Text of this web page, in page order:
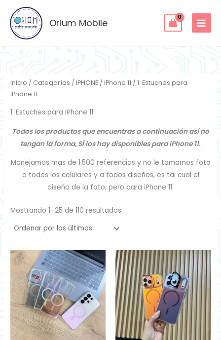
contenido
Orium Mobile
Inicio / Categorías /IPHONE /iPhone 11 / 1. Estuches para
iPhone 11
1. Estuches para iPhone 11
Todos los productos que encuentras a continuación así no
tengan la forma, SÍ los hay disponibles para iPhone 11.
Manejamos mas de 1.500 referencias y no le tomamos foto
a todos los celulares y a todos diseños, es tal cual el
diseño de la foto, pero para iPhone 11.
Mostrando 1–25 de 110 resultados